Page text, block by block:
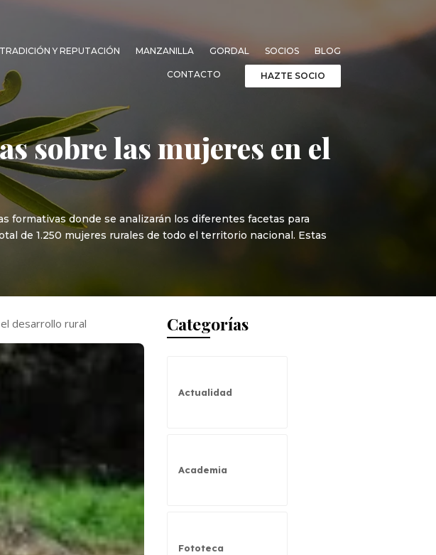
TRADICIÓN Y REPUTACIÓN MANZANILLA GORDAL SOCIOS BLOG
CONTACTO HAZTE SOCIO
sobre las mujeres en el
formativas donde se analizarán los diferentes facetas para
de 1.250 mujeres rurales de todo el territorio nacional. Estas
desarrollo rural Categorías
Actualidad
Academia
Fototeca